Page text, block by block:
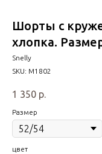
Шорты с
хлопка.
Snelly
SKU: М1802
1 350 р.
Размер
цвет